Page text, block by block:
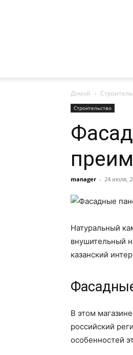
Домой
Строительство
manager - 24 июля,
Натуральный
внушительный
казанский
В этом
российский
особенностей